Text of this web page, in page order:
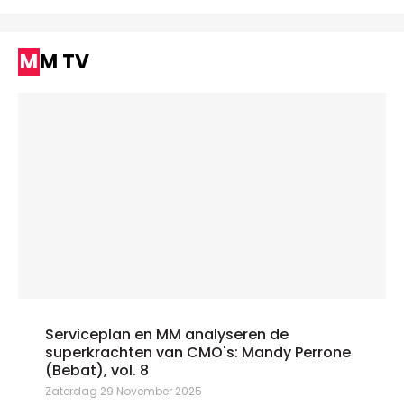
MM TV
Serviceplan en MM analyseren de
superkrachten van CMO's: Mandy Perrone
(Bebat), vol. 8
Zaterdag 29 November 2025